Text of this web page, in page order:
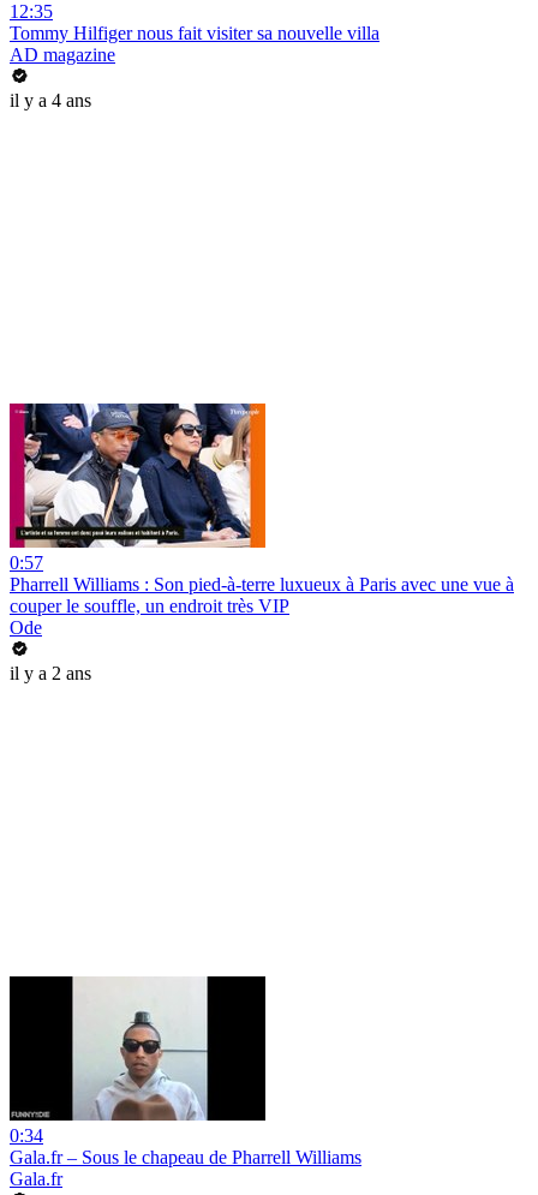
12:35
Tommy Hilfiger nous fait visiter sa nouvelle villa
AD magazine
il y a 4 ans
0:57
Pharrell Williams : Son pied-à-terre luxueux à Paris avec une vue à
couper le souffle, un endroit très VIP
Ode
il y a 2 ans
0:34
Gala.fr – Sous le chapeau de Pharrell Williams
Gala.fr